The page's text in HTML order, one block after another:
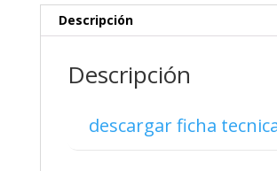
Descripción
Descripción
descargar ficha